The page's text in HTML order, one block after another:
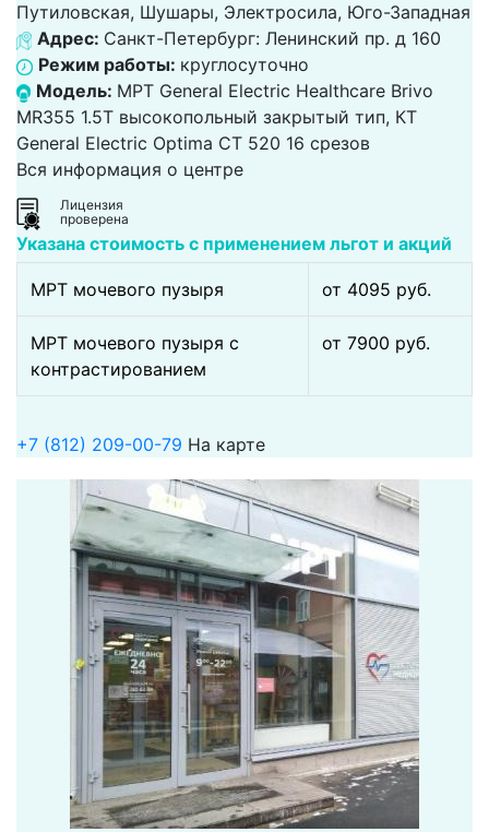
Путиловская, Шушары, Электросила, Юго-Западная
Адрес: Санкт-Петербург: Ленинский пр. д 160
Режим работы: круглосуточно
Модель: МРТ General Electric Healthcare Brivo
MR355 1.5Т высокопольный закрытый тип, КТ
General Electric Optima CT 520 16 срезов
Вся информация о центре
Лицензия
проверена
Указана стоимость с применением льгот и акций
МРТ мочевого пузыря от 4095 pуб.
МРТ мочевого пузыря с
контрастированием
от 7900 pуб.
+7 (812) 209-00-79 На карте